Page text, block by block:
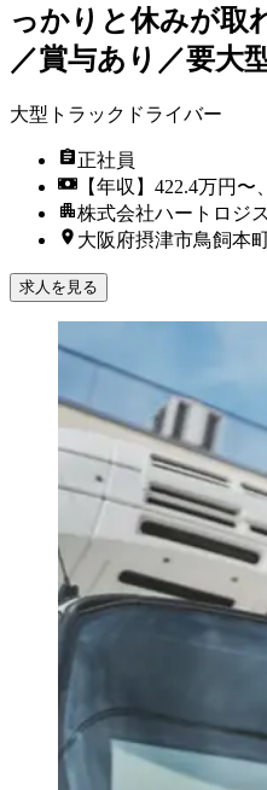
っかりと休みが取
／賞与あり／要大
大型トラックドライバー
正社員
【年収】422.4万円
株式会社ハートロジ
大阪府摂津市鳥飼本
求人を見る